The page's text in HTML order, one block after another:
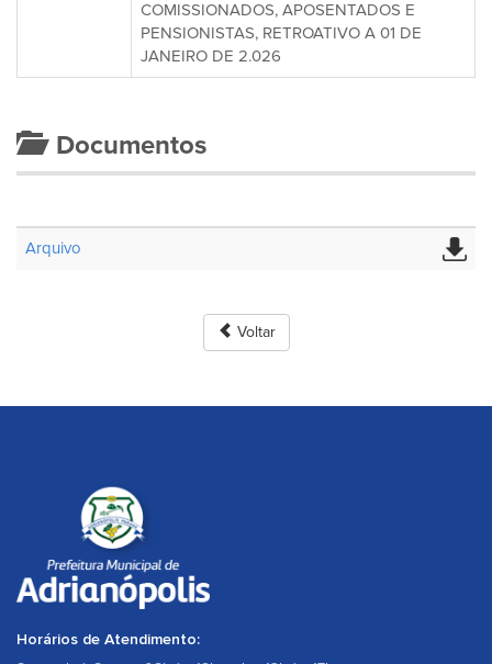
COMISSIONADOS, APOSENTADOS E
PENSIONISTAS, RETROATIVO A 01 DE
JANEIRO DE 2.026
Documentos
Arquivo
Voltar
Horários de Atendimento: